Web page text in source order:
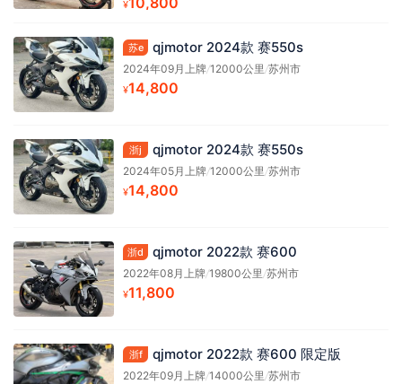
¥
苏e qjmotor 2024款 赛550s
2024年09月上牌/12000公里/苏州市
¥14,800
浙j qjmotor 2024款 赛550s
2024年05月上牌/12000公里/苏州市
¥14,800
浙d qjmotor 2022款 赛600
2022年08月上牌/19800公里/苏州市
¥11,800
浙f qjmotor 2022款 赛600 限定版
2022年09月上牌/14000公里/苏州市